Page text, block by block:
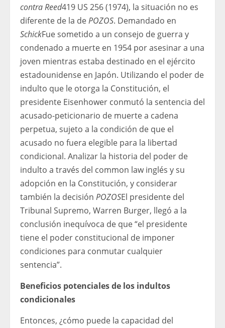
contra Reed419 US 256 (1974), la situación no es
diferente de la dePOZOS. Demandado en
SchickFue sometido a un consejo de guerra y
condenado a muerte en 1954 por asesinar a una
joven mientras estaba destinado en el ejército
estadounidense en Japón. Utilizando el poder de
indulto que le otorga la Constitución, el
presidente Eisenhower conmutó la sentencia del
acusado-peticionario de muerte a cadena
perpetua, sujeto a la condición de que el
acusado no fuera elegible para la libertad
condicional. Analizar la historia del poder de
indulto a través del common law inglés y su
adopción en la Constitución, y considerar
también la decisión POZOSEl presidente del
Tribunal Supremo, Warren Burger, llegó a la
conclusión inequívoca de que “el presidente
tiene el poder constitucional de imponer
condiciones para conmutar cualquier
sentencia”.
Beneficios potenciales de los indultos
condicionales
Entonces, ¿cómo puede la capacidad del